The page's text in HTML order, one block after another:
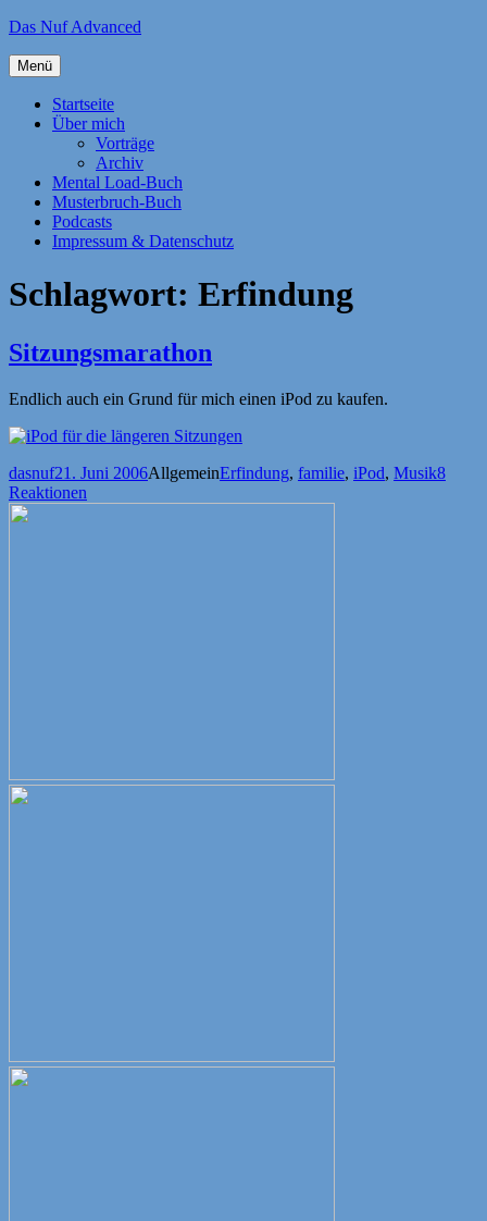
Zum
springen
Das Nuf Advanced
Menü
Startseite
Über mich
Vorträge
Archiv
Mental Load-Buch
Musterbruch-Buch
Podcasts
Impressum & Datenschutz
Schlagwort: Erfindung
Sitzungsmarathon
Endlich auch ein Grund für mich einen iPod zu kaufen.
Autor
dasnufVeröffentlicht
am
21. Juni 2006Kategorien
AllgemeinSchlagwörter
Erfindung, familie, iPod, Musik8
Reaktionen